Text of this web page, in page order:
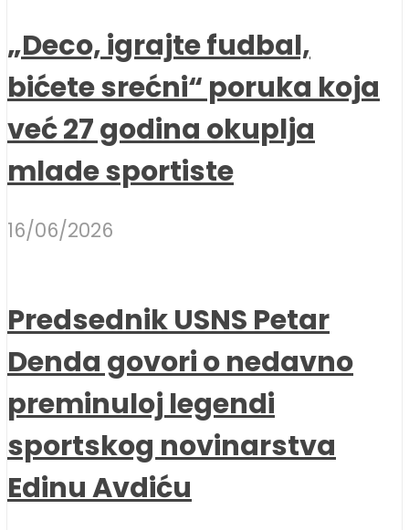
„Deco, igrajte fudbal,
bićete srećni“ poruka koja
već 27 godina okuplja
mlade sportiste
16/06/2026
Predsednik USNS Petar
Denda govori o nedavno
preminuloj legendi
sportskog novinarstva
Edinu Avdiću